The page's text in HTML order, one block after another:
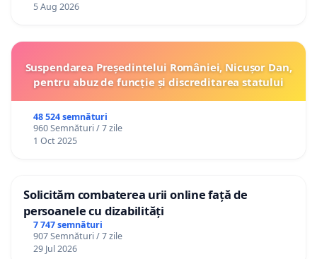
5 Aug 2026
Suspendarea Președintelui României, Nicușor Dan,
pentru abuz de funcție și discreditarea statului
48 524 semnături
960 Semnături / 7 zile
1 Oct 2025
Solicităm combaterea urii online față de
persoanele cu dizabilități
7 747 semnături
907 Semnături / 7 zile
29 Jul 2026